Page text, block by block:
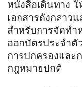
หนังสือเดินทาง ใ
เอกสารดังกล่าว
สำหรับการจัดทำ
ออกบัตรประจำ
การปกครองและ
กฎหมายปกติ